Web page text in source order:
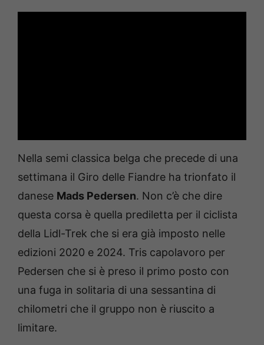
Nella semi classica belga che precede di una
settimana il Giro delle Fiandre ha trionfato il
danese Mads Pedersen. Non c’è che dire
questa corsa è quella prediletta per il ciclista
della Lidl-Trek che si era già imposto nelle
edizioni 2020 e 2024. Tris capolavoro per
Pedersen che si è preso il primo posto con
una fuga in solitaria di una sessantina di
chilometri che il gruppo non è riuscito a
limitare.